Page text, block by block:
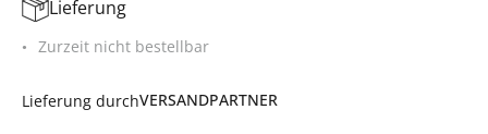
Lieferung
Zurzeit nicht bestellbar
Lieferung durchVERSANDPARTNER